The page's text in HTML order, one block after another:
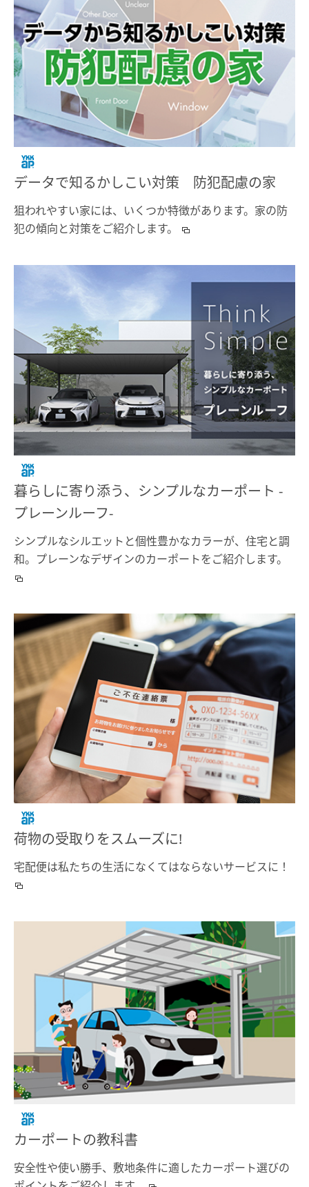
データで知るかしこい対策 防犯配慮の家
狙われやすい家には、いくつか特徴があります。家の防
犯の傾向と対策をご紹介します。
暮らしに寄り添う、シンプルなカーポート -
プレーンルーフ-
シンプルなシルエットと個性豊かなカラーが、住宅と調
和。プレーンなデザインのカーポートをご紹介します。
荷物の受取りをスムーズに!
宅配便は私たちの生活になくてはならないサービスに！
カーポートの教科書
安全性や使い勝手、敷地条件に適したカーポート選びの